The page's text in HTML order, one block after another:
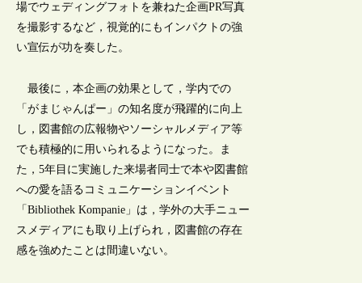
場でウェディングフォトを兼ねた企画PR写真
を撮影するなど，視覚的にもインパクトの強
い宣伝が功を奏した。
最後に，本企画の効果として，学内での
「がまじゃんぱー」の知名度が飛躍的に向上
し，図書館の広報物やソーシャルメディア等
でも積極的に用いられるようになった。ま
た，5年目に実施した来場者同士で本や図書館
への愛を語るコミュニケーションイベント
「Bibliothek Kompanie」は，学外の大手ニュー
スメディアにも取り上げられ，図書館の存在
感を強めたことは間違いない。